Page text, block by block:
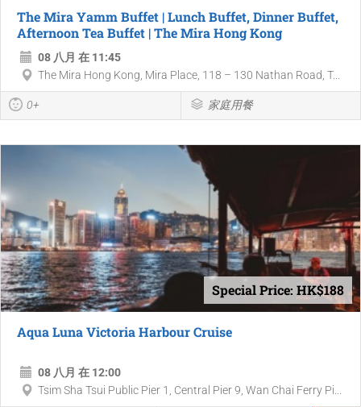
The Mira Yamm Buffet | Lunch Buffet, Dinner Buffet,
Afternoon Tea Buffet | The Mira Hong Kong
08 八月 在 11:45
The Mira Hong Kong, Mira Place, 118 – 130 Nathan Road, T...
0+ 家庭用餐
Special Price: HK$188
Aqua Luna Victoria Harbour Cruise
08 八月 在 12:00
Tsim Sha Tsui Public Pier 1, Central Pier 9, Wan Chai Ferry Pi...